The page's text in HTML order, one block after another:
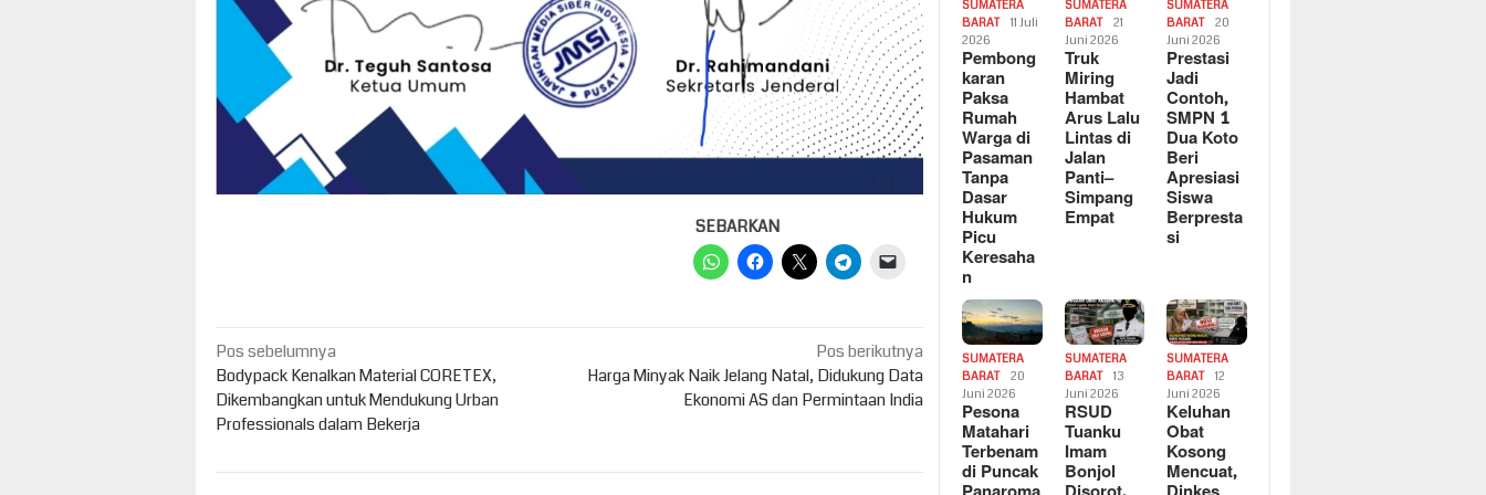
SEBARKAN
Navigasi
pos
Pos sebelumnya
Bodypack Kenalkan Material CORETEX,
Dikembangkan untuk Mendukung Urban
Professionals dalam Bekerja
Pos berikutnya
Harga Minyak Naik Jelang Natal, Didukung Data
Ekonomi AS dan Permintaan India
SUMATERA
BARAT
11 Juli
2026
Pembong
karan
Paksa
Rumah
Warga di
Pasaman
Tanpa
Dasar
Hukum
Picu
Keresaha
n
SUMATERA
BARAT
21
Juni 2026
Truk
Miring
Hambat
Arus Lalu
Lintas di
Jalan
Panti–
Simpang
Empat
SUMATERA
BARAT
20
Juni 2026
Prestasi
Jadi
Contoh,
SMPN 1
Dua Koto
Beri
Apresiasi
Siswa
Berpresta
si
SUMATERA
BARAT
20
Juni 2026
Pesona
Matahari
Terbenam
di Puncak
SUMATERA
BARAT
13
Juni 2026
RSUD
Tuanku
Imam
Bonjol
SUMATERA
BARAT
12
Juni 2026
Keluhan
Obat
Kosong
Mencuat,